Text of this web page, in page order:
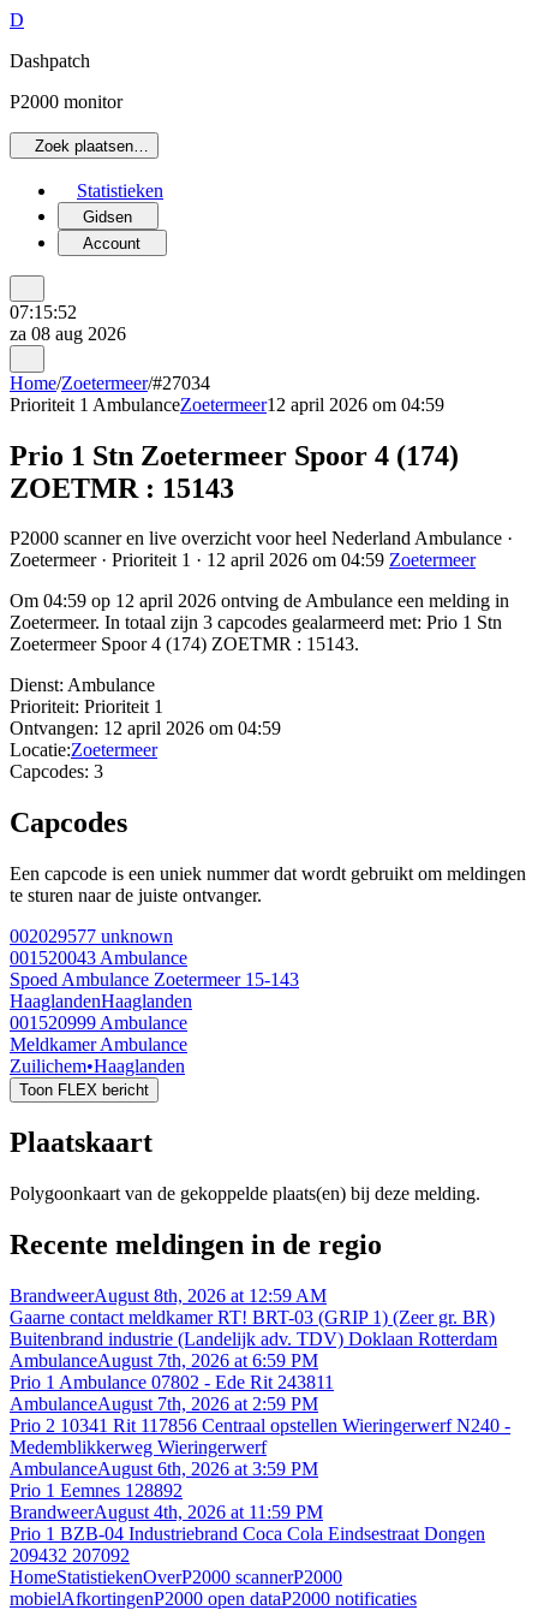
D
Dashpatch
P2000 monitor
Zoek plaatsen…
Statistieken
Gidsen
Account
07:15:52
za 08 aug 2026
Home/Zoetermeer/#27034
Prioriteit 1 AmbulanceZoetermeer12 april 2026 om 04:59
Prio 1 Stn Zoetermeer Spoor 4 (174)
ZOETMR : 15143
P2000 scanner en live overzicht voor heel Nederland Ambulance ·
Zoetermeer · Prioriteit 1 · 12 april 2026 om 04:59 Zoetermeer
Om 04:59 op 12 april 2026 ontving de Ambulance een melding in
Zoetermeer. In totaal zijn 3 capcodes gealarmeerd met: Prio 1 Stn
Zoetermeer Spoor 4 (174) ZOETMR : 15143.
Dienst: Ambulance
Prioriteit: Prioriteit 1
Ontvangen: 12 april 2026 om 04:59
Locatie:Zoetermeer
Capcodes: 3
Capcodes
Een capcode is een uniek nummer dat wordt gebruikt om meldingen
te sturen naar de juiste ontvanger.
002029577 unknown
001520043 Ambulance
Spoed Ambulance Zoetermeer 15-143
HaaglandenHaaglanden
001520999 Ambulance
Meldkamer Ambulance
Zuilichem•Haaglanden
Toon FLEX bericht
Plaatskaart
Polygoonkaart van de gekoppelde plaats(en) bij deze melding.
Recente meldingen in de regio
BrandweerAugust 8th, 2026 at 12:59 AM
Gaarne contact meldkamer RT! BRT-03 (GRIP 1) (Zeer gr. BR)
Buitenbrand industrie (Landelijk adv. TDV) Doklaan Rotterdam
AmbulanceAugust 7th, 2026 at 6:59 PM
Prio 1 Ambulance 07802 - Ede Rit 243811
AmbulanceAugust 7th, 2026 at 2:59 PM
Prio 2 10341 Rit 117856 Centraal opstellen Wieringerwerf N240 -
Medemblikkerweg Wieringerwerf
AmbulanceAugust 6th, 2026 at 3:59 PM
Prio 1 Eemnes 128892
BrandweerAugust 4th, 2026 at 11:59 PM
Prio 1 BZB-04 Industriebrand Coca Cola Eindsestraat Dongen
209432 207092
HomeStatistiekenOverP2000 scannerP2000
mobielAfkortingenP2000 open dataP2000 notificaties